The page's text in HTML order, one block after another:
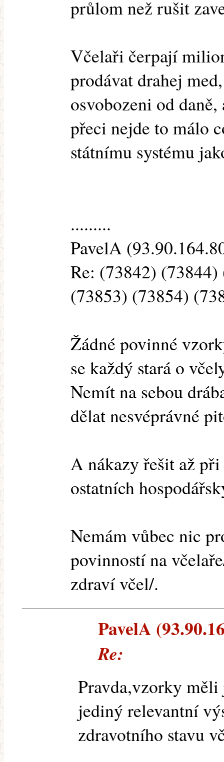
průlom než rušit
Včelaři čerpají
prodávat drahej
osvobozeni od
přeci nejde to málo
státnímu systému
.........
PavelA
Re: (73842)
(73853) (73854)
Žádné povinné
se každý stará o
Nemít na sebou
dělat nesvéprávné
A nákazy řešit až
ostatních
Nemám vůbec nic
povinností na
zdraví včel/.
PavelA
Re:
Pravda,vzorky
jediný relevantní
zdravotního stavu